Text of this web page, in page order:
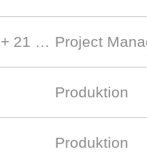
+ 21 … Project
Produktion
Produktion